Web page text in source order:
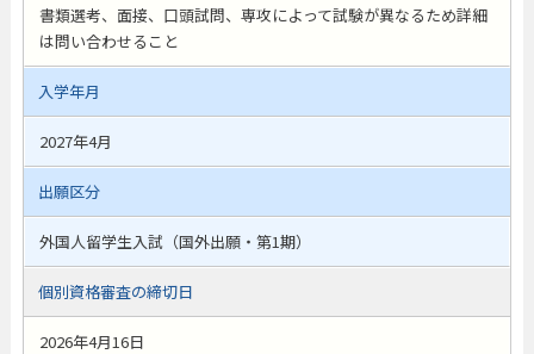
書類選考、面接、口頭試問、専攻によって試験が異なるため詳細
は問い合わせること
入学年月
2027年4月
出願区分
外国人留学生入試（国外出願・第1期）
個別資格審査の締切日
2026年4月16日